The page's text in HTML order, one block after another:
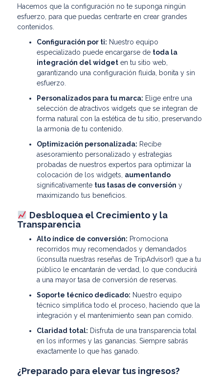
Hacemos que la configuración no te suponga ningún
esfuerzo, para que puedas centrarte en crear grandes
contenidos.
Configuración por ti: Nuestro equipo
especializado puede encargarse de toda la
integración del widget en tu sitio web,
garantizando una configuración fluida, bonita y sin
esfuerzo.
Personalizados para tu marca: Elige entre una
selección de atractivos widgets que se integran de
forma natural con la estética de tu sitio, preservando
la armonía de tu contenido.
Optimización personalizada: Recibe
asesoramiento personalizado y estrategias
probadas de nuestros expertos para optimizar la
colocación de los widgets, aumentando
significativamente tus tasas de conversión y
maximizando tus beneficios.
Desbloquea el Crecimiento y la
Transparencia
Alto índice de conversión: Promociona
recorridos muy recomendados y demandados
(¡consulta nuestras reseñas de TripAdvisor!) que a tu
público le encantarán de verdad, lo que conducirá
a una mayor tasa de conversión de reservas.
Soporte técnico dedicado: Nuestro equipo
técnico simplifica todo el proceso, haciendo que la
integración y el mantenimiento sean pan comido.
Claridad total: Disfruta de una transparencia total
en los informes y las ganancias. Siempre sabrás
exactamente lo que has ganado.
¿Preparado para elevar tus ingresos?